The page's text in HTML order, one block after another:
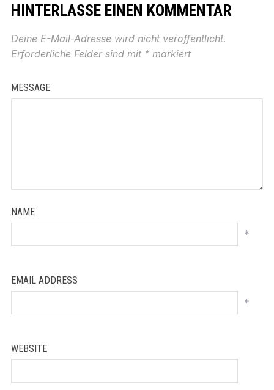
HINTERLASSE EINEN KOMMENTAR
Deine E-Mail-Adresse wird nicht veröffentlicht.
Erforderliche Felder sind mit *markiert
MESSAGE
NAME
*
EMAIL ADDRESS
*
WEBSITE